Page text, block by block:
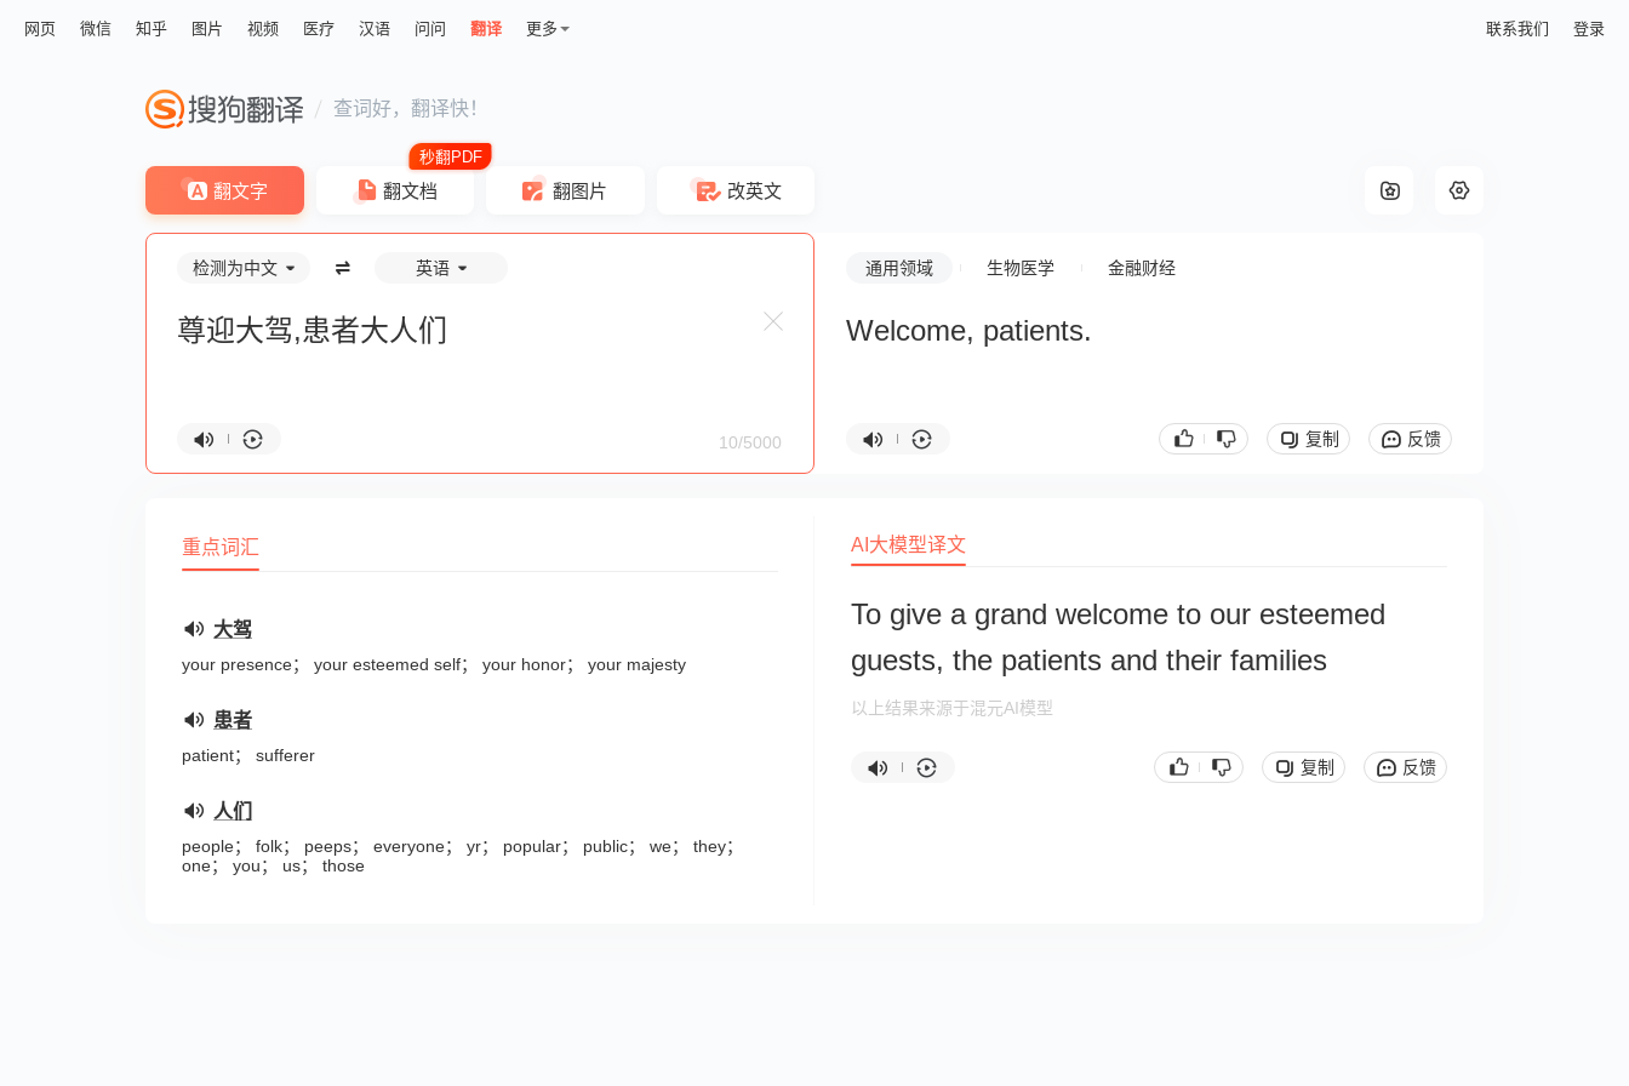
网页 微信 知乎 图片 视频 医疗 汉语 问问 翻译 更多 联系我们 登录
查词好，翻译快！
翻文字 翻文档 翻图片 改英文
检测为中文 英语
10/5000
通用领域 生物医学 金融财经
Welcome, patients.
复制 反馈
重点词汇
大驾
your presence； your esteemed self； your honor； your majesty
患者
patient； sufferer
人们
people； folk； peeps； everyone； yr； popular； public； we； they；
one； you； us； those
AI大模型译文
To give a grand welcome to our esteemed
guests, the patients and their families
以上结果来源于混元AI模型
复制 反馈